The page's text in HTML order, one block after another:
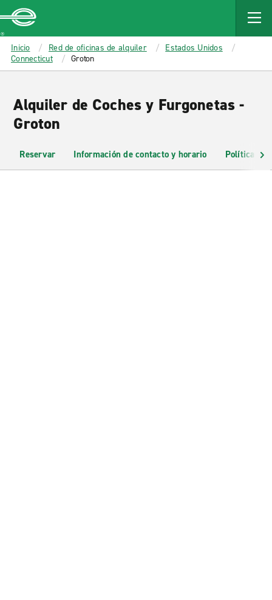
MAIN
CONTENT
Enterprise
Inicio Red de oficinas de alquiler
Estados Unidos
Connecticut
Groton
Alquiler de Coches y Furgonetas -
Groton
Reservar Información de contacto y horario Políticas